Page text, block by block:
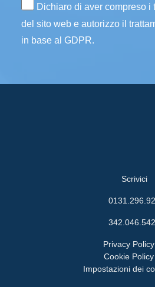
Dichiaro di aver compreso i
del sito web e autorizzo il
in base al GDPR.
Scrivici
Privacy
Cookie
Impostazioni dei